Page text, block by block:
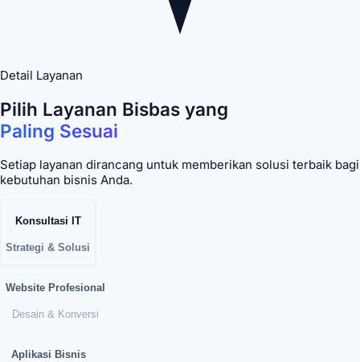
Detail Layanan
Pilih Layanan Bisbas yang
Paling Sesuai
Setiap layanan dirancang untuk memberikan solusi terbaik bagi
kebutuhan bisnis Anda.
Konsultasi IT
Strategi & Solusi
Website Profesional
Desain & Konversi
Aplikasi Bisnis